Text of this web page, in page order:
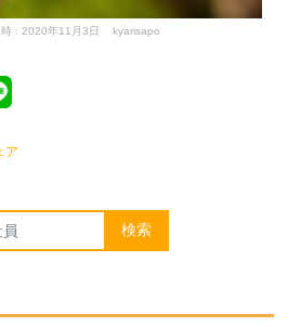
: 2020年11月3日 kyarisapo
ア
検索